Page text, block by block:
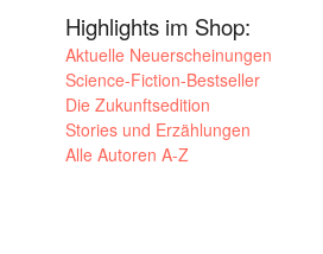
Highlights im Shop:
Aktuelle Neuerscheinungen
Science-Fiction-Bestseller
Die Zukunftsedition
Stories und Erzählungen
Alle Autoren A-Z